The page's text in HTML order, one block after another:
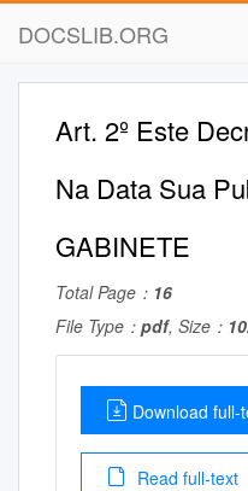
DOCSLIB.ORG
Art. 2º Este
Na Data Sua
GABINETE
Total Page： 16
File Type： pdf, Size：
Download full-
Read full-text